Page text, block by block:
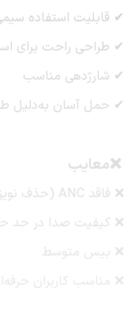
✔ قابلیت استفاده
✔ طراحی راحت برای
✔ شارژدهی مناسب
✔ حمل آسان به‌دلیل
❌معایب
❌ فاقد ANC (حذف نویز فعال)
❌ کیفیت صدا در حد
❌ بیس متوسط
❌ مناسب کاربران